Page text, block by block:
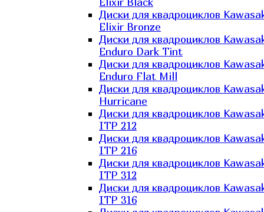
Диски для квадроциклов
Elixir Bronze
Диски для квадроциклов
Enduro Dark Tint
Диски для квадроциклов
Enduro Flat Mill
Диски для квадроциклов
Hurricane
Диски для квадроциклов
ITP 212
Диски для квадроциклов
ITP 216
Диски для квадроциклов
ITP 312
Диски для квадроциклов
ITP 316